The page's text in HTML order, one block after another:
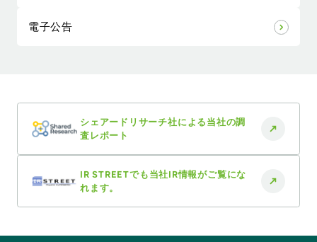
電子公告
シェアードリサーチ社による 当社の調
査レポート
IR STREETでも 当社IR情報がご覧にな
れます。